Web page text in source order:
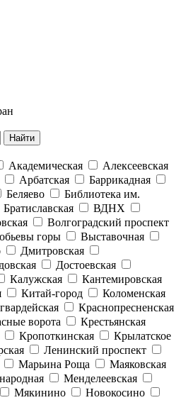
Найти
Академическая
Алексеевская
Арбатская
Баррикадная
Беляево
Библиотека им.
Братиславская
ВДНХ
Волгоградский проспект
горы
Выставочная
Дмитровская
Достоевская
Калужская
Кантемировская
Китай-город
Коломенская
Краснопресненская
ворота
Крестьянская
Кропоткинская
Крылатское
Ленинский проспект
Марьина Роща
Маяковская
Менделеевская
Мякинино
Новокосино